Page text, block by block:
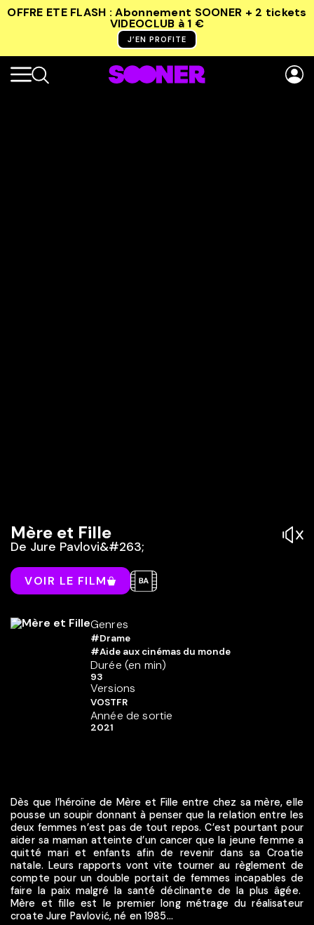
OFFRE ETE FLASH : Abonnement SOONER + 2 tickets
VIDEOCLUB à 1 €
J’EN PROFITE
Mère et Fille
De Jure Pavlovi&#263;
VOIR LE FILM
Genres
#Drame
#Aide aux cinémas du monde
Durée (en min)
93
Versions
VOSTFR
Année de sortie
2021
Dès que l’héroïne de Mère et Fille entre chez sa mère, elle
pousse un soupir donnant à penser que la relation entre les
deux femmes n’est pas de tout repos. C’est pourtant pour
aider sa maman atteinte d’un cancer que la jeune femme a
quitté mari et enfants afin de revenir dans sa Croatie
natale. Leurs rapports vont vite tourner au règlement de
compte pour un double portait de femmes incapables de
faire la paix malgré la santé déclinante de la plus âgée.
Mère et fille est le premier long métrage du réalisateur
croate Jure Pavlović, né en 1985...